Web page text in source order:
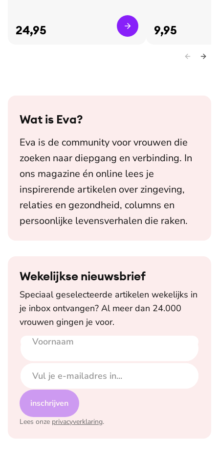
24,95 9,95
Wat is Eva?
Eva is de community voor vrouwen die
zoeken naar diepgang en verbinding. In
ons magazine én online lees je
inspirerende artikelen over zingeving,
relaties en gezondheid, columns en
persoonlijke levensverhalen die raken.
Wekelijkse nieuwsbrief
Speciaal geselecteerde artikelen wekelijks in
je inbox ontvangen? Al meer dan 24.000
vrouwen gingen je voor.
Voornaam
E-mailadres
inschrijven
Lees onze privacyverklaring.